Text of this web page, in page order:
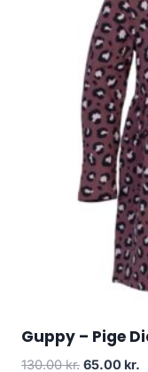
Guppy – Pige
130.00kr. Original
65.00 kr.